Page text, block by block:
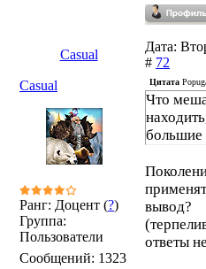
Casual
Дата:
# 72
Casual
Ранг: Доцент (?)
Группа:
Пользователи
Сообщений: 1323
Цитата
Что
большие
вывод?
ответы